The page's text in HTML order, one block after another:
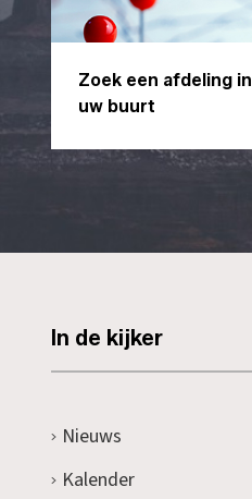
Zoek een afdeling in
uw buurt
In de kijker
Nieuws
Kalender